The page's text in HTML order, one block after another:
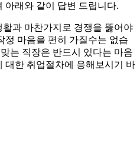
아래와 같이 답변 드립니다.
과 마찬가지로 경쟁을 뚫어야
정 마음을 편히 가질수는 없습
는 직장은 반드시 있다는 마음
대한 취업절차에 응해보시기 바